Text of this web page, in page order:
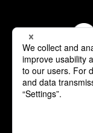
情
製